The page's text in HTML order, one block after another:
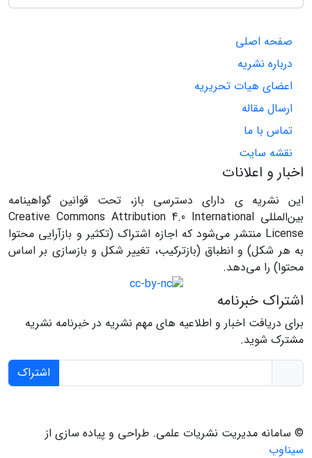
صفحه اصلی
درباره نشریه
اعضای هیات تحریریه
ارسال مقاله
تماس با ما
نقشه سایت
اخبار و اعلانات
این نشریه ی دارای دسترسی باز، تحت قوانین گواهینامه
بین‌المللی Creative Commons Attribution 4.0 International
License منتشر می‌شود که اجازه اشتراک (تکثیر و بازآرایی محتوا
به هر شکل) و انطباق (بازترکیب، تغییر شکل و بازسازی بر اساس
محتوا) را می‌دهد.
اشتراک خبرنامه
برای دریافت اخبار و اطلاعیه های مهم نشریه در خبرنامه نشریه
مشترک شوید.
اشتراک
© سامانه مدیریت نشریات علمی. طراحی و پیاده سازی از
سیناوب